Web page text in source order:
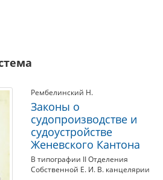
Рембелинский Н.
Законы о
судопроизводстве и
судоустройстве
Женевского Кантона
В типографии II Отделения
Собственной Е. И. В. канцелярии